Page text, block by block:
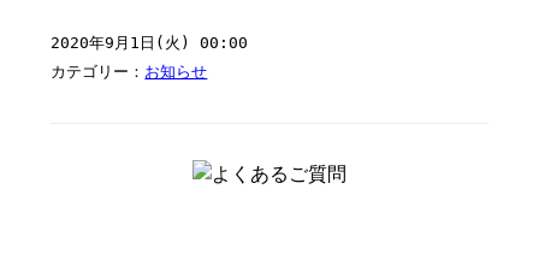
2020年9月1日(火) 00:00
カテゴリー： お知らせ